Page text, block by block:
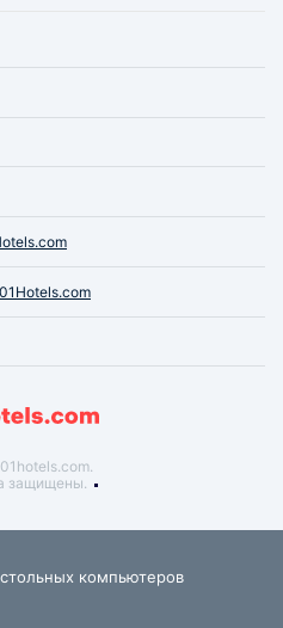
защищены.
компьютеров